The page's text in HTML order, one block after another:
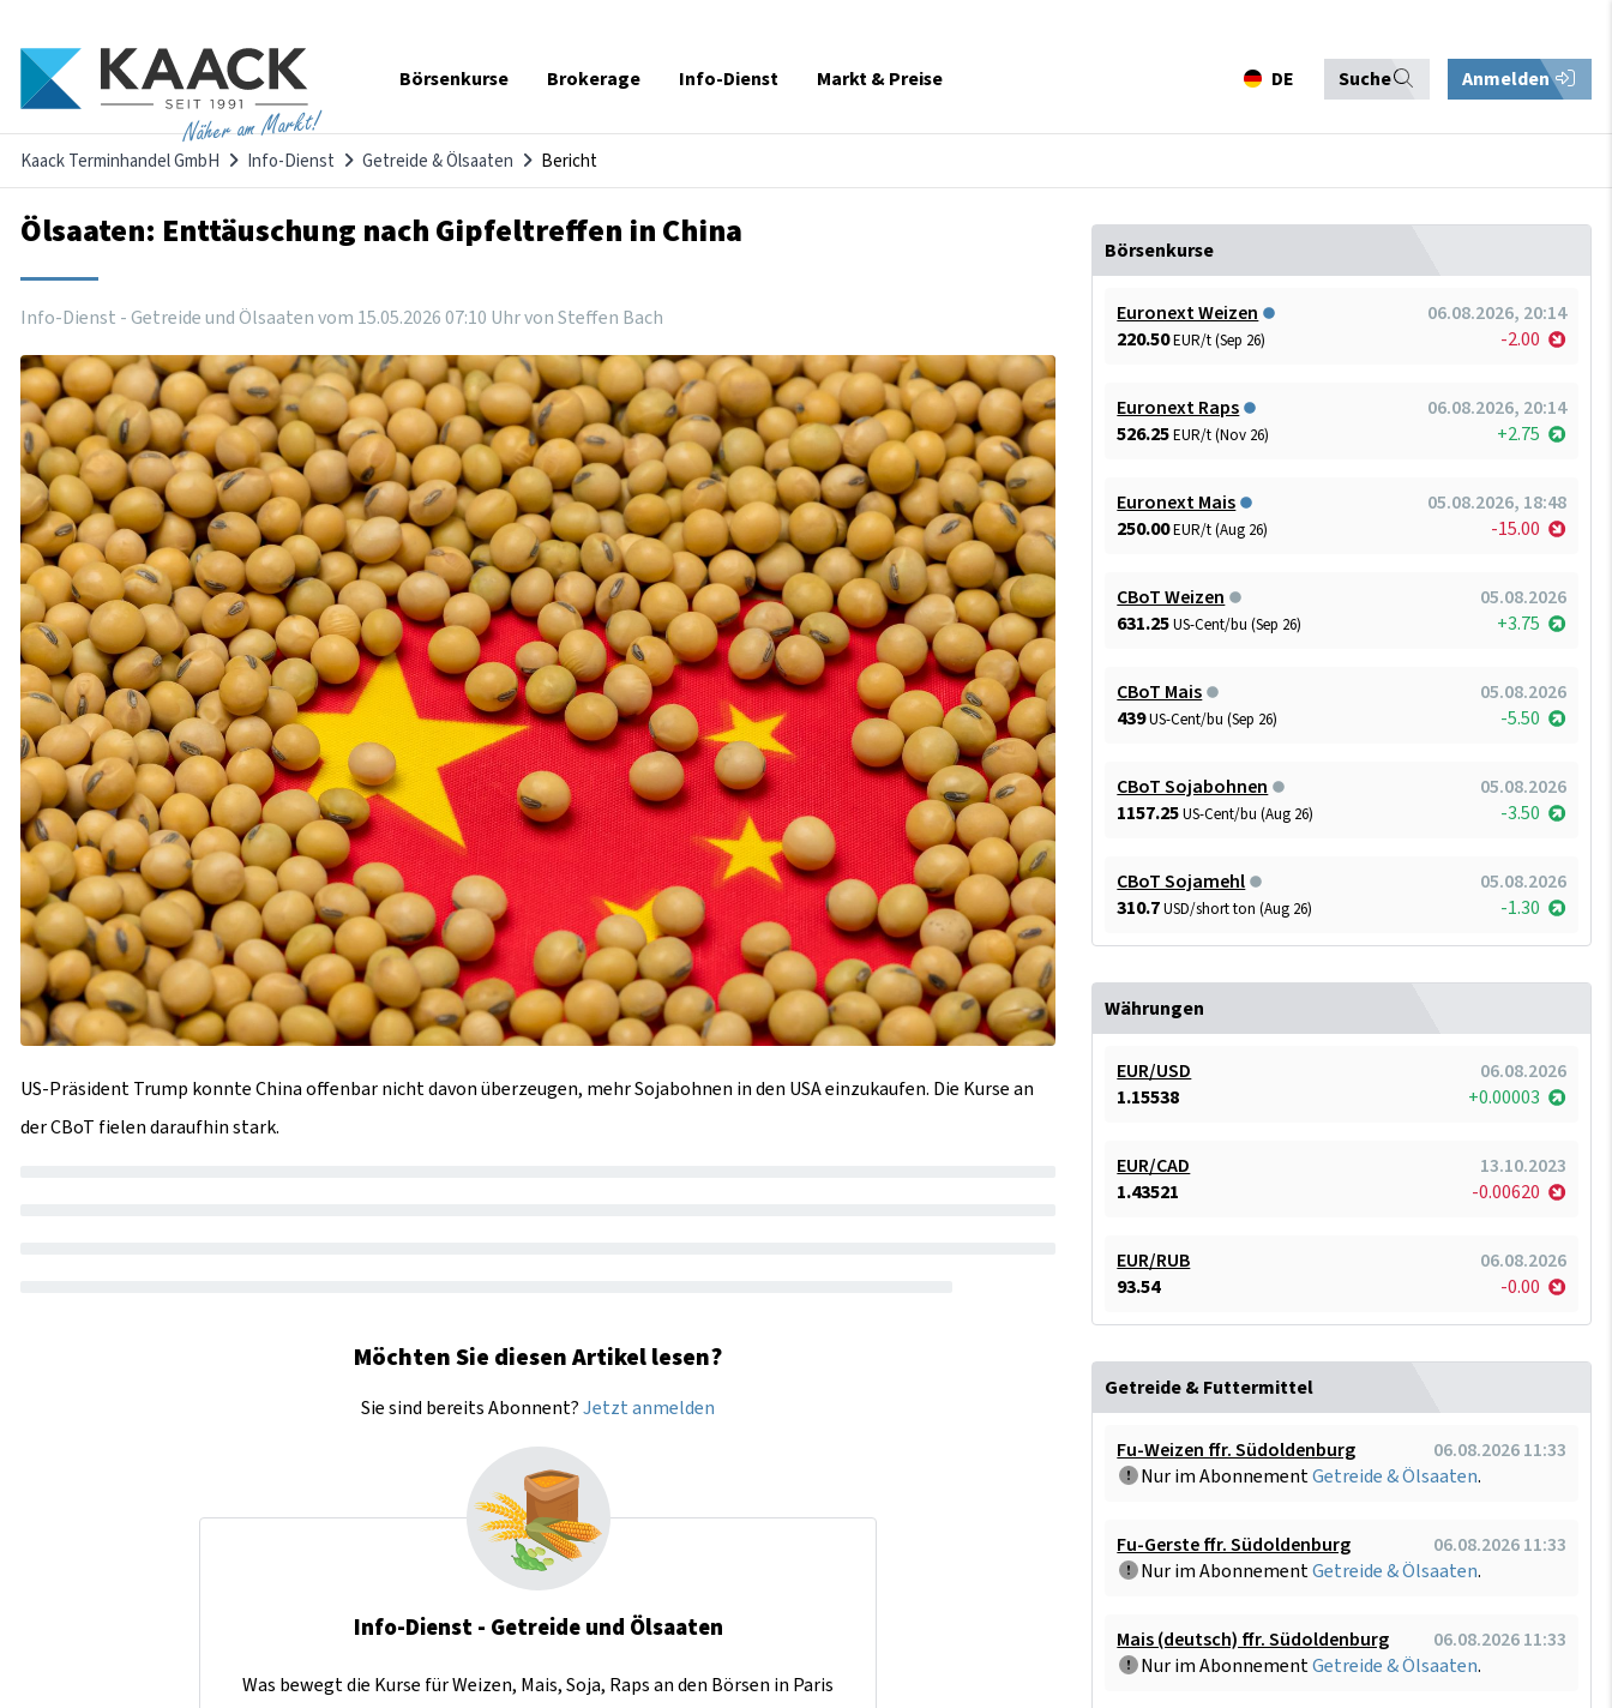
Näher am Markt!
Navigation
Börsenkurse Brokerage Info-Dienst Markt & Preise DE Suche Anmelden
Kaack Terminhandel GmbH Info-Dienst Getreide & Ölsaaten Bericht
Ölsaaten: Enttäuschung nach Gipfeltreffen in China
Info-Dienst - Getreide und Ölsaaten vom 15.05.202607:10 Uhrvon Steffen Bach
US-Präsident Trump konnte China offenbar nicht davon überzeugen, mehr Sojabohnen in den USA einzukaufen. Die Kurse an
der CBoT fielen daraufhin stark.
Möchten Sie diesen Artikel lesen?
Sie sind bereits Abonnent?Jetzt anmelden
Info-Dienst - Getreide und Ölsaaten
Was bewegt die Kurse für Weizen, Mais, Soja, Raps an den Börsen in Paris
Börsenkurse
Euronext Weizen
06.08.2026, 20:14
220.50EUR/t (Sep 26) -2.00
Euronext Raps
06.08.2026, 20:14
526.25EUR/t (Nov 26) +2.75
Euronext Mais
05.08.2026, 18:48
250.00EUR/t (Aug 26) -15.00
CBoT Weizen
05.08.2026
631.25US-Cent/bu (Sep 26) +3.75
CBoT Mais
05.08.2026
439US-Cent/bu (Sep 26) -5.50
CBoT Sojabohnen
05.08.2026
1157.25US-Cent/bu (Aug 26) -3.50
CBoT Sojamehl
05.08.2026
310.7USD/short ton (Aug 26) -1.30
Währungen
EUR/USD
06.08.2026
1.15538
+0.00003
EUR/CAD
13.10.2023
1.43521
-0.00620
EUR/RUB
06.08.2026
93.54
-0.00
Getreide & Futtermittel
Fu-Weizen ffr. Südoldenburg
06.08.2026 11:33
Nur im AbonnementGetreide & Ölsaaten.
Fu-Gerste ffr. Südoldenburg
06.08.2026 11:33
Nur im AbonnementGetreide & Ölsaaten.
Mais (deutsch) ffr. Südoldenburg
06.08.2026 11:33
Nur im AbonnementGetreide & Ölsaaten.